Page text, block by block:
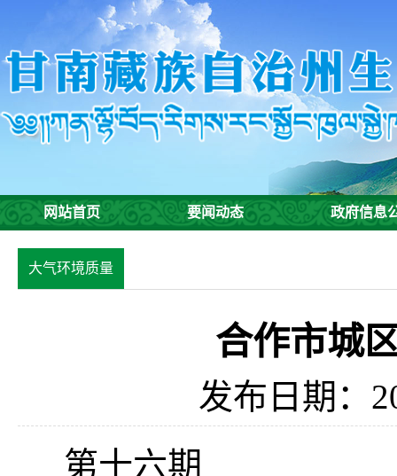
网站首页 要闻动态 政府信息
大气环境质量
合作市城
发布日期：
第十六期